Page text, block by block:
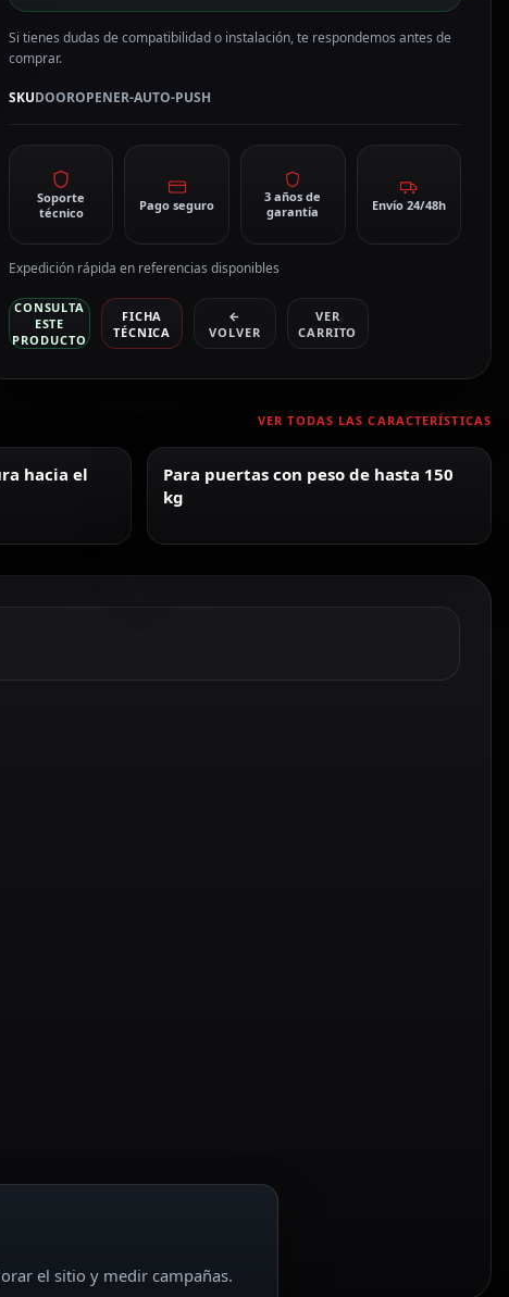
Si tienes dudas de compatibilidad o instalación, te respondemos antes de
comprar.
SKUDOOROPENER-AUTO-PUSH
Soporte
técnico
Pago seguro
3 años de
garantía
Envío 24/48h
Expedición rápida en referencias disponibles
CONSULTA
ESTE
PRODUCTO
FICHA
TÉCNICA
←
VOLVER
VER
CARRITO
VER TODAS LAS CARACTERÍSTICAS
hacia el
Para puertas con peso de hasta 150
kg
el sitio y medir campañas.